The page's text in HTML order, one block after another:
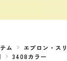
ム エプロン・ス
3408カラー